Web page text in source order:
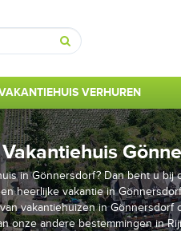
Zoeken
VERHUREN
Vakantiehuis
in Gönnersdorf? Dan bent u bij
heerlijke vakantie in
vakantiehuizen in Gönnersdorf
onze andere bestemmingen in